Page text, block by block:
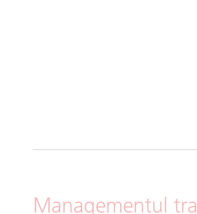
Managementul